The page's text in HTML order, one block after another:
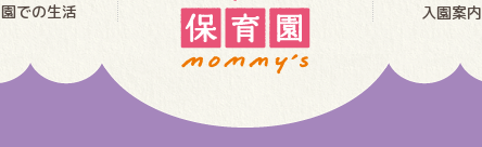
園での生活 入園案内